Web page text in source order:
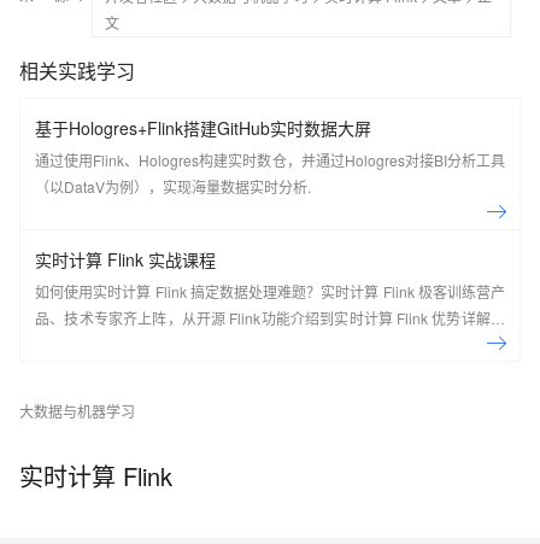
文
相关实践学习
基于Hologres+Flink搭建GitHub实时数据大屏
通过使用Flink、Hologres构建实时数仓，并通过Hologres对接BI分析工具
（以DataV为例），实现海量数据实时分析.
实时计算 Flink 实战课程
如何使用实时计算 Flink 搞定数据处理难题？实时计算 Flink 极客训练营产
品、技术专家齐上阵，从开源 Flink功能介绍到实时计算 Flink 优势详解，
现场实操，5天即可上手！ 欢迎开通实时计算 Flink 版：
的会议，通过参会不仅可以了解到 Flink 社区的最新动态和发展计划，还
者和使用者不可错过的盛会。 去年经过品牌升级后的 Flink Forward Asia
大数据与机器学习
实时计算 Flink